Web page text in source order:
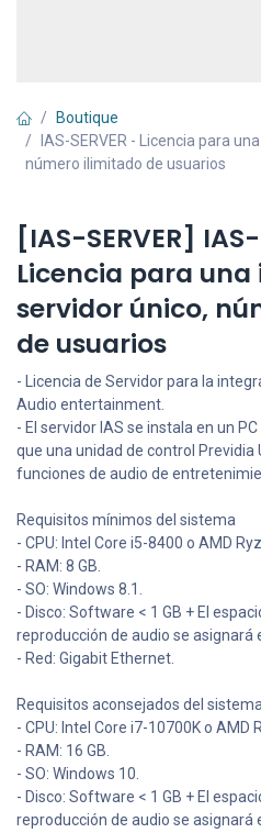
Boutique
IAS-SERVER - Licencia para
número ilimitado de usuarios
[IAS-SERVER]
Licencia para
servidor único,
de usuarios
- Licencia de Servidor para la
Audio entertainment.
- El servidor IAS se instala en un
que una unidad de control Previdia
funciones de audio de
Requisitos mínimos del sistema
- CPU: Intel Core i5-8400 o AMD
- RAM: 8 GB.
- SO: Windows 8.1.
- Disco: Software < 1 GB + El
reproducción de audio se asignará
- Red: Gigabit Ethernet.
Requisitos aconsejados del
- CPU: Intel Core i7-10700K o AMD
- RAM: 16 GB.
- SO: Windows 10.
- Disco: Software < 1 GB + El
reproducción de audio se asignará